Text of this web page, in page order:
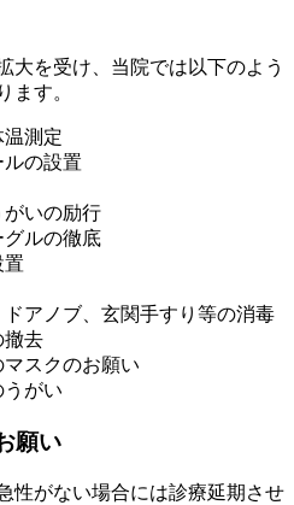
大を受け、当院では以下のよう
ます。
測定
の設置
いの励行
ルの徹底
置
アノブ、玄関手すり等の消毒
撤去
スクのお願い
がい
願い
性がない場合には診療延期させ